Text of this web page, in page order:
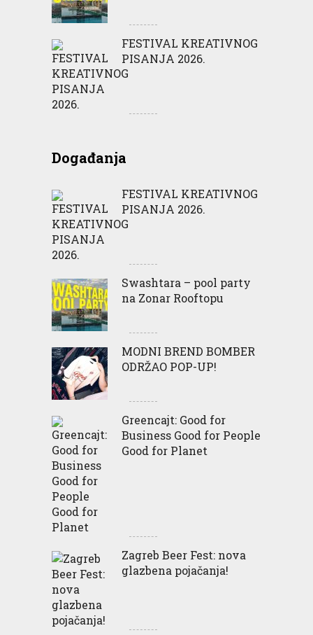
FESTIVAL KREATIVNOG
PISANJA 2026.
Događanja
FESTIVAL KREATIVNOG
PISANJA 2026.
Swashtara – pool party
na Zonar Rooftopu
MODNI BREND BOMBER
ODRŽAO POP-UP!
Greencajt: Good for
Business Good for People
Good for Planet
Zagreb Beer Fest: nova
glazbena pojačanja!